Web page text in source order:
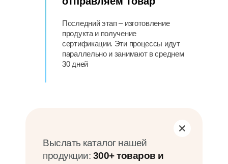
Последний этап – изготовление
продукта и получение
сертификации. Эти процессы идут
параллельно и занимают в среднем
30 дней
Выслать каталог нашей
продукции: 300+ товаров и